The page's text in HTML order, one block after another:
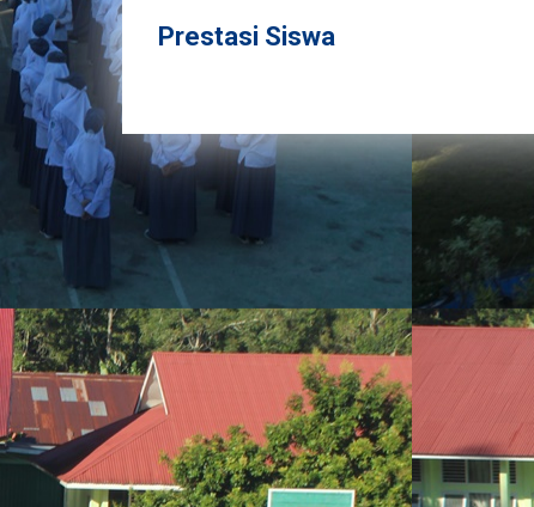
Prestasi Siswa